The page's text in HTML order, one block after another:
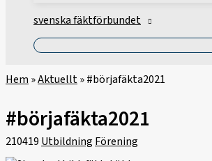
svenska fäktförbundet
Hem »Aktuellt»#börjafäkta2021
#börjafäkta2021
210419 Utbildning Förening